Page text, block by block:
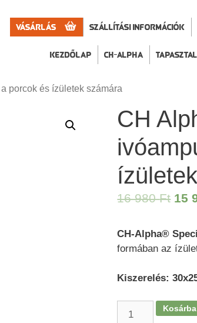
Vásárlás Szállítási információk
Kezdőlap CH-Alpha
porcok és ízületek számára
CH
16 980Ft
16
15
CH-Alpha®
formában az
Kiszerelés: